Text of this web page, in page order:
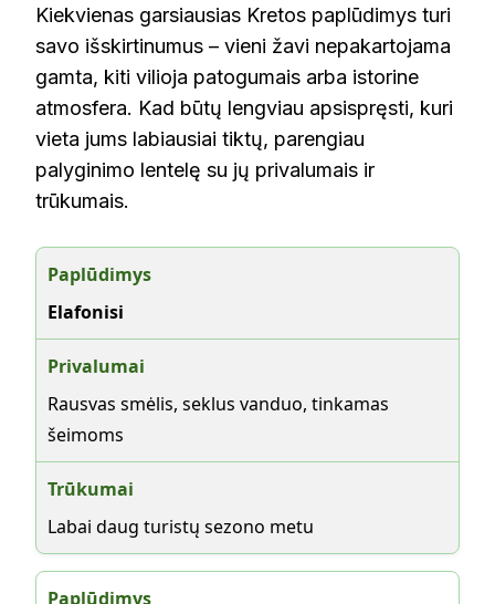
Kiekvienas garsiausias Kretos paplūdimys turi
savo išskirtinumus – vieni žavi nepakartojama
gamta, kiti vilioja patogumais arba istorine
atmosfera. Kad būtų lengviau apsispręsti, kuri
vieta jums labiausiai tiktų, parengiau
palyginimo lentelę su jų privalumais ir
trūkumais.
Elafonisi
Rausvas smėlis, seklus vanduo, tinkamas
šeimoms
Labai daug turistų sezono metu